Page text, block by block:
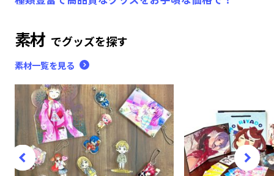
素材 でグッズを探す
素材一覧を見る